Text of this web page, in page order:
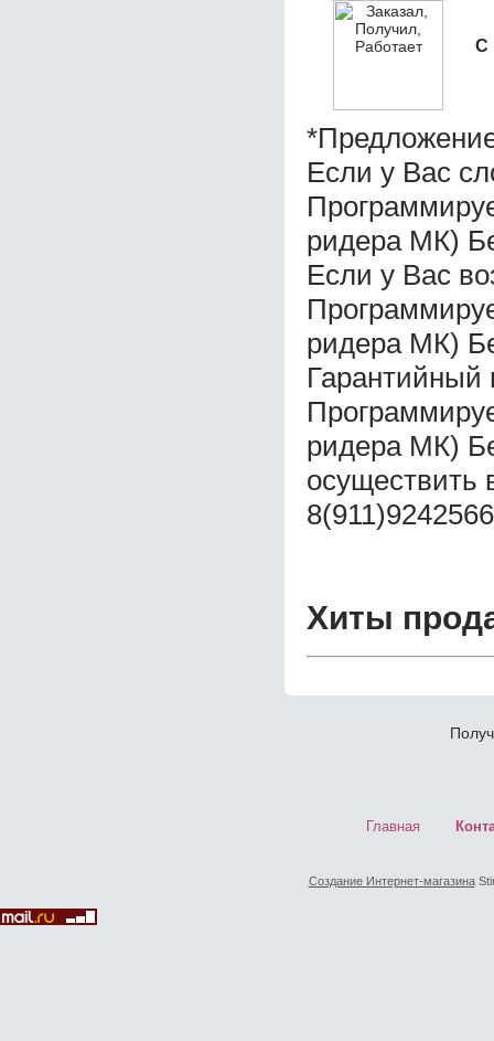
С
Если у Вас
ридера МК)
Если у Вас
ридера МК)
Гарантийный
ридера МК)
осуществить
Хиты
Главная
Создание Интернет-магазина